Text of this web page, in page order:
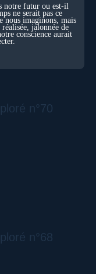
notre futur ou est-il
ne serait pas ce
nous imaginons, mais
jalonnée de
conscience aurait